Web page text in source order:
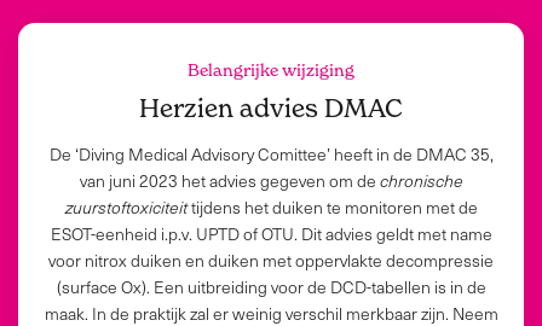
Belangrijke wijziging
Herzien advies DMAC
De ‘Diving Medical Advisory Comittee’ heeft in de DMAC 35,
van juni 2023 het advies gegeven om de chronische
zuurstoftoxiciteittijdens het duiken te monitoren met de
ESOT-eenheid i.p.v. UPTD of OTU. Dit advies geldt met name
voor nitrox duiken en duiken met oppervlakte decompressie
(surface Ox). Een uitbreiding voor de DCD-tabellen is in de
maak. In de praktijk zal er weinig verschil merkbaar zijn. Neem